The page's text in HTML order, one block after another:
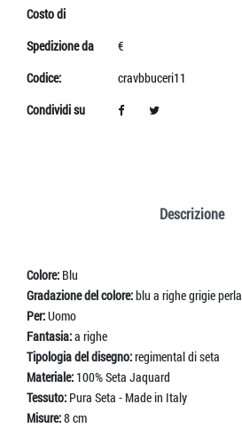
Costo di
Spedizione da
€
Codice:
cravbbuceri11
Condividi su
Descrizione
Colore: Blu
Gradazione del colore:blu a righe grigie perla
Per:Uomo
Fantasia:a righe
Tipologia del disegno:regimental di seta
Materiale: 100% Seta Jaquard
Tessuto: Pura Seta - Made in Italy
Misure:8 cm